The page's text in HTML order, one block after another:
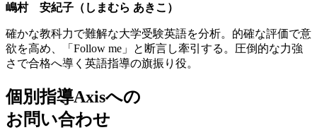
嶋村 安紀子（しまむら あきこ）
確かな教科力で難解な大学受験英語を分析。的確な評価で意
欲を高め、「Follow me」と断言し牽引する。圧倒的な力強
さで合格へ導く英語指導の旗振り役。
個別指導Axisへの
お問い合わせ